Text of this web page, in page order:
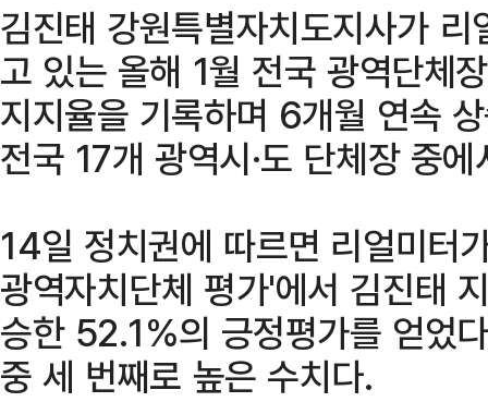
김진태 강원특별자치도지사가
고 있는 올해 1월 전국 광역단체
지지율을 기록하며 6개월 연속
전국 17개 광역시·도 단체장 중
14일 정치권에 따르면 리얼미터
광역자치단체 평가'에서 김진태
승한 52.1%의 긍정평가를 얻었
중 세 번째로 높은 수치다.